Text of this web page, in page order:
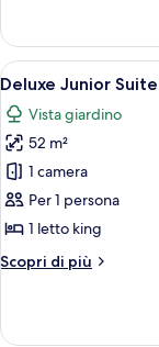
Deluxe
Apri
tutte
le
foto
per
Deluxe
Junior
Single
11
Deluxe Junior
Vista giardino
52 m²
1 camera
Per 1 persona
1 letto king
Scopri di più
Altri
Junior